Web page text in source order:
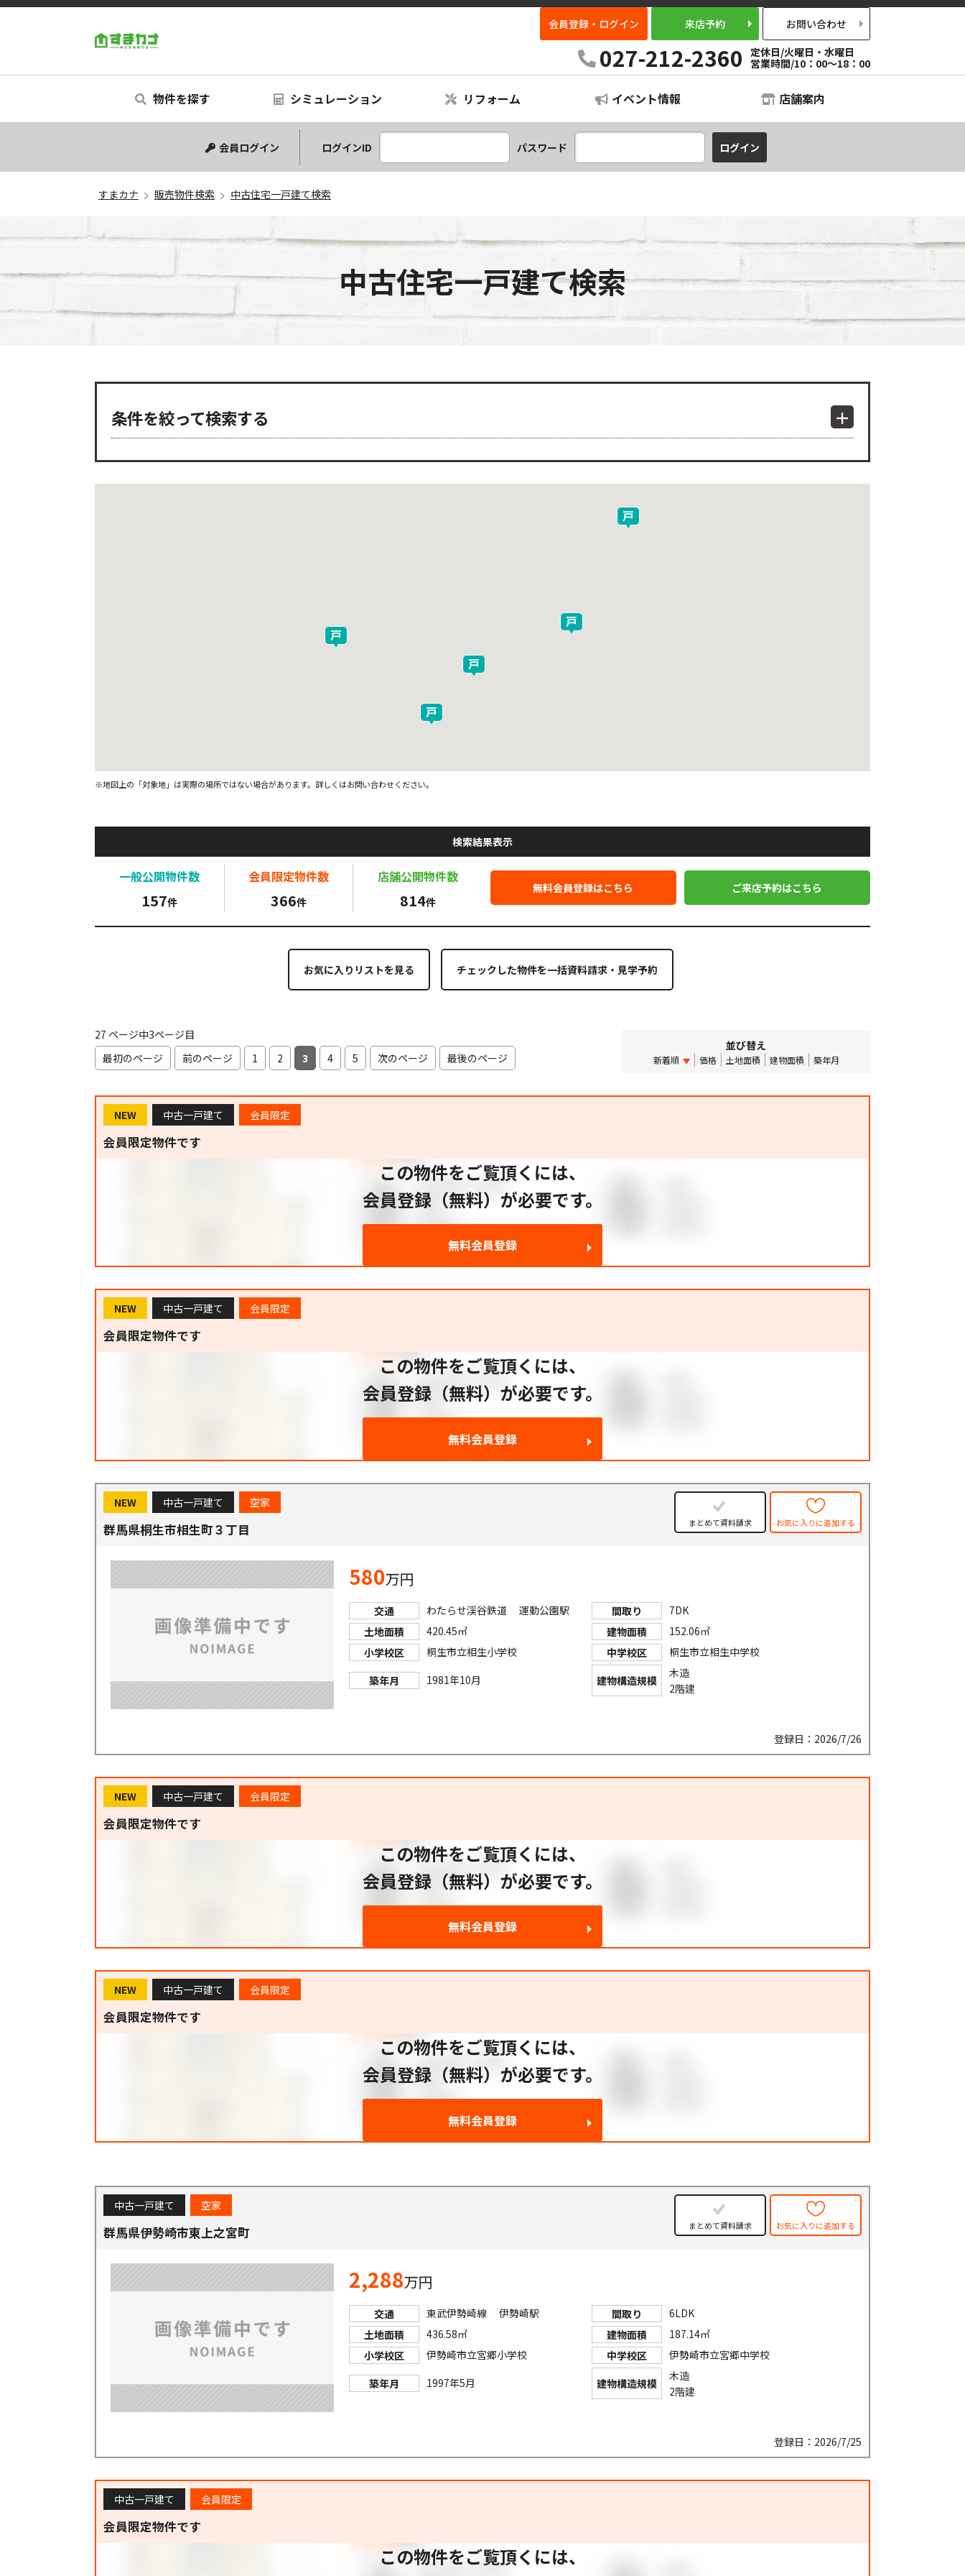
会員登録・ログイン 来店予約 お問い合わせ
027-212-2360 定休日/火曜日・水曜日
営業時間/10：00～18：00
物件を探す
中古一戸建て
中古マンション
新築一戸建て
土地
シミュレーション
シミュレーション
リフォームプラン
リフォーム イベント情報 店舗案内
会員ログイン ログインID パスワード
すまカナ 販売物件検索 中古住宅一戸建て検索
中古住宅一戸建て検索
条件を絞って検索する
※地図上の「対象地」は実際の場所ではない場合があります。詳しくはお問い合わせください。
検索結果表示
一般公開物件数
157件
会員限定物件数
366件
店舗公開物件数
814件
無料会員登録はこちら ご来店予約はこちら
お気に入りリストを見る
27 ページ中3ページ目
最初のページ
前のページ 1 2 3 4 5 次のページ 最後のページ
並び替え
新着順 価格 土地面積 建物面積 築年月
NEW 中古一戸建て 会員限定
会員限定物件です
この物件をご覧頂くには、
会員登録（無料）が必要です。
無料会員登録
NEW 中古一戸建て 会員限定
会員限定物件です
この物件をご覧頂くには、
会員登録（無料）が必要です。
無料会員登録
NEW 中古一戸建て 空家
群馬県桐生市相生町３丁目 まとめて資料請求 お気に入りに追加する
580万円
交通 わたらせ渓谷鉄道 運動公園駅 間取り
7DK
土地面積
420.45㎡ 建物面積
152.06㎡
小学校区
桐生市立相生小学校 中学校区
桐生市立相生中学校
築年月
1981年10月 建物構造規模
木造
2階建
登録日：2026/7/26
NEW 中古一戸建て 会員限定
会員限定物件です
この物件をご覧頂くには、
会員登録（無料）が必要です。
無料会員登録
NEW 中古一戸建て 会員限定
会員限定物件です
この物件をご覧頂くには、
会員登録（無料）が必要です。
無料会員登録
中古一戸建て 空家
群馬県伊勢崎市東上之宮町 まとめて資料請求 お気に入りに追加する
2,288万円
交通 東武伊勢崎線 伊勢崎駅 間取り
6LDK
土地面積
436.58㎡ 建物面積
187.14㎡
小学校区
伊勢崎市立宮郷小学校 中学校区
伊勢崎市立宮郷中学校
築年月
1997年5月 建物構造規模
木造
2階建
登録日：2026/7/25
中古一戸建て 会員限定
会員限定物件です
この物件をご覧頂くには、